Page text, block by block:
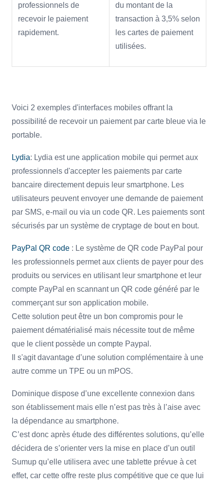
professionnels de
recevoir le paiement
rapidement.
du montant de la
transaction à 3,5% selon
les cartes de paiement
utilisées.
Voici 2 exemples d'interfaces mobiles offrant la
possibilité de recevoir un paiement par carte bleue via le
portable.
Lydia: Lydia est une application mobile qui permet aux
professionnels d'accepter les paiements par carte
bancaire directement depuis leur smartphone. Les
utilisateurs peuvent envoyer une demande de paiement
par SMS, e-mail ou via un code QR. Les paiements sont
sécurisés par un système de cryptage de bout en bout.
PayPal QR code : Le système de QR code PayPal pour
les professionnels permet aux clients de payer pour des
produits ou services en utilisant leur smartphone et leur
compte PayPal en scannant un QR code généré par le
commerçant sur son application mobile.
Cette solution peut être un bon compromis pour le
paiement dématérialisé mais nécessite tout de même
que le client possède un compte Paypal.
Il s'agit davantage d’une solution complémentaire à une
autre comme un TPE ou un mPOS.
Dominique dispose d’une excellente connexion dans
son établissement mais elle n’est pas très à l’aise avec
la dépendance au smartphone.
C’est donc après étude des différentes solutions, qu’elle
décidera de s’orienter vers la mise en place d’un outil
Sumup qu’elle utilisera avec une tablette prévue à cet
effet, car cette offre reste plus compétitive que ce que lui